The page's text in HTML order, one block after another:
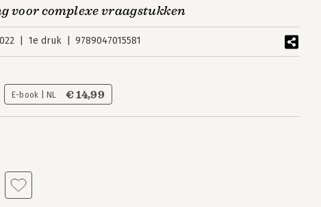
voor complexe vraagstukken
1e druk 9789047015581
E-book | NL € 14,99